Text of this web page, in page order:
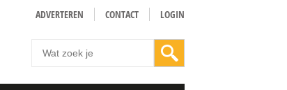
ADVERTEREN CONTACT LOGIN